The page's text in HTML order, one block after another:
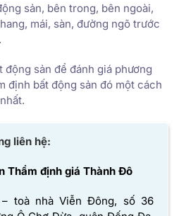
sản, bên trong, bên ngoài,
mái, sàn, đường ngõ trước
động sản để đánh giá phương
định bất động sản đó một cách
liên hệ:
Thẩm định giá Thành Đô
toà nhà Viễn Đông, số 36